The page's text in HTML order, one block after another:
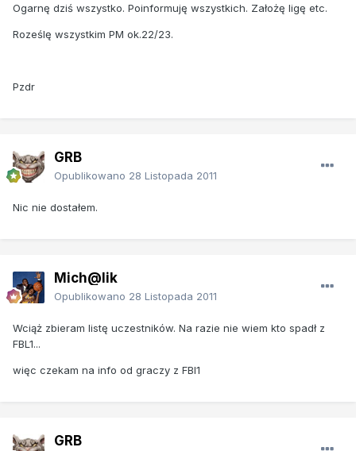
Ogarnę dziś wszystko. Poinformuję wszystkich. Założę ligę etc.
Roześlę wszystkim PM ok.22/23.
Pzdr
GRB
Opublikowano 28 Listopada 2011
Nic nie dostałem.
Mich@lik
Opublikowano 28 Listopada 2011
Wciąż zbieram listę uczestników. Na razie nie wiem kto spadł z
FBL1...
więc czekam na info od graczy z FBl1
GRB